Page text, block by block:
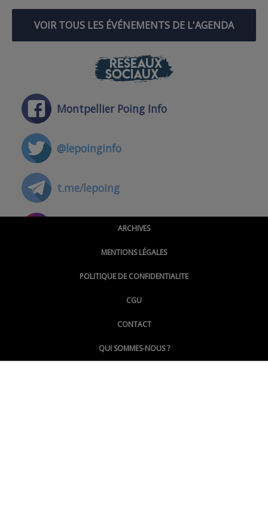
VOIR TOUS LES ÉVÉNEMENTS DE L'AGENDA
RÉSEAUX
SOCIAUX
Montpellier Poing Info
@lepoinginfo
t.me/lepoing
@montpellierpoinginfo
@LePoingMontpellier
ARCHIVES
MENTIONS LÉGALES
POLITIQUE DE CONFIDENTIALITE
CGU
CONTACT
QUI SOMMES-NOUS ?